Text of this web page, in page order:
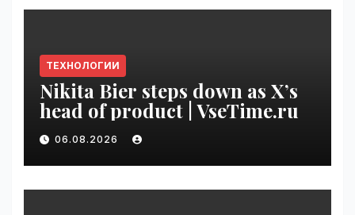
ТЕХНОЛОГИИ
Nikita Bier steps down as X’s
head of product | VseTime.ru
06.08.2026